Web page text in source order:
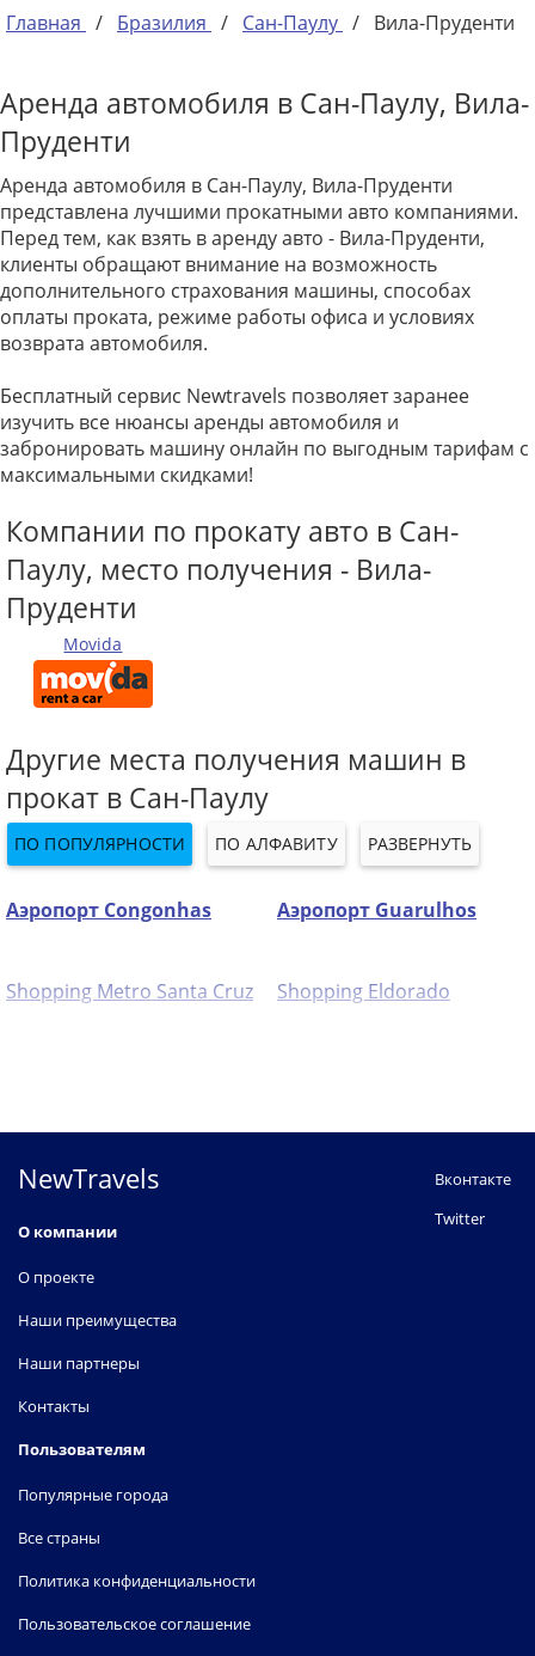
Главная / Бразилия / Сан-Паулу / Вила-Пруденти
Аренда автомобиля в Сан-Паулу, Вила-
Пруденти
Аренда автомобиля в Сан-Паулу, Вила-Пруденти
представлена лучшими прокатными авто компаниями.
Перед тем, как взять в аренду авто - Вила-Пруденти,
клиенты обращают внимание на возможность
дополнительного страхования машины, способах
оплаты проката, режиме работы офиса и условиях
возврата автомобиля.
Бесплатный сервис Newtravels позволяет заранее
изучить все нюансы аренды автомобиля и
забронировать машину онлайн по выгодным тарифам с
максимальными скидками!
Компании по прокату авто в Сан-
Паулу, место получения - Вила-
Пруденти
Movida
Другие места получения машин в
прокат в Сан-Паулу
ПО ПОПУЛЯРНОСТИ ПО АЛФАВИТУ РАЗВЕРНУТЬ
Аэропорт Congonhas Аэропорт Guarulhos
Shopping Metro Santa Cruz
Vila Andrade
Vila Nova
Zona Norte
Сан-Бернарду-ду-Кампу
Север
Центр Города
Shopping Eldorado
NewTravels
О компании
О проекте
Наши преимущества
Наши партнеры
Контакты
Пользователям
Популярные города
Все страны
Политика конфиденциальности
Пользовательское соглашение
Вконтакте
Twitter